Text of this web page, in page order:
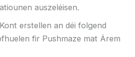
auszeléisen.
erstellen an déi folgend
fir Pushmaze mat Ärem